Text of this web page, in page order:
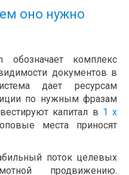
оно нужно
обозначает комплекс
документов в
дает ресурсам
по нужным фразам
капитал в 1 x
места приносят
поток целевых
продвижению.